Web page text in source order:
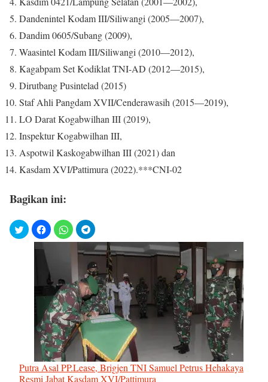
Dandenintel Kodam III/Siliwangi (2005—2007),
Dandim 0605/Subang (2009),
Waasintel Kodam III/Siliwangi (2010—2012),
Kagabpam Set Kodiklat TNI-AD (2012—2015),
Dirutbang Pusintelad (2015)
Staf Ahli Pangdam XVII/Cenderawasih (2015—2019),
LO Darat Kogabwilhan III (2019),
Inspektur Kogabwilhan III,
Aspotwil Kaskogabwilhan III (2021) dan
Kasdam XVI/Pattimura (2022).***CNI-02
Bagikan ini:
Putra Asal PP.Lease, Brigjen TNI Samuel Petrus Hehakaya
Resmi Jabat Kasdam XVI/Pattimura